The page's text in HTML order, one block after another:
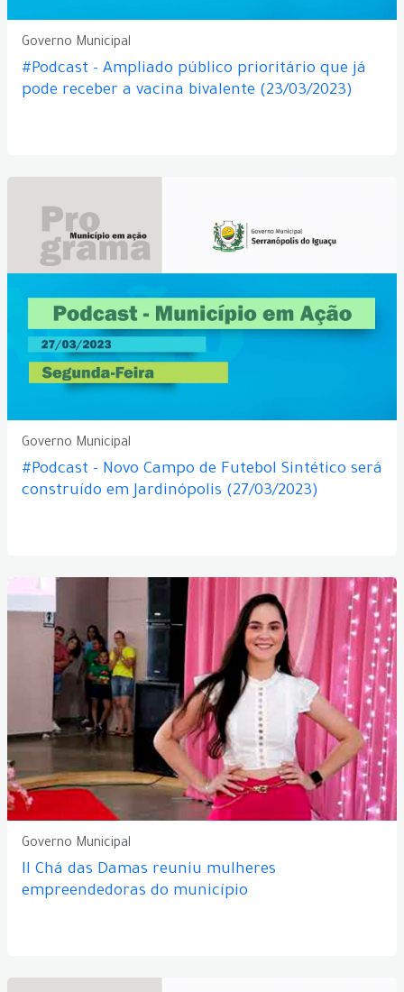
Governo Municipal
#Podcast - Ampliado público prioritário que já
pode receber a vacina bivalente (23/03/2023)
Governo Municipal
#Podcast - Novo Campo de Futebol Sintético será
construído em Jardinópolis (27/03/2023)
Governo Municipal
II Chá das Damas reuniu mulheres
empreendedoras do município